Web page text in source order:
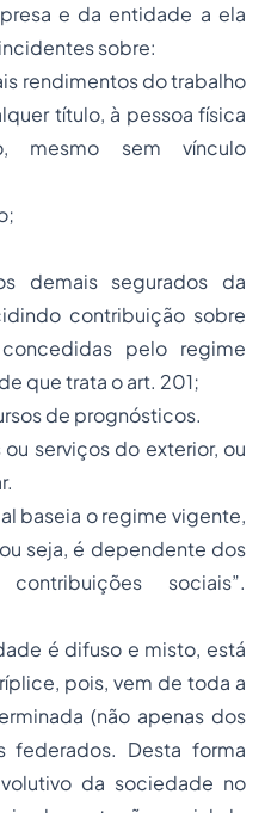
e da entidade a ela
incidentes sobre:
rendimentos do trabalho
título, à pessoa física
mesmo sem vínculo
demais segurados da
contribuição sobre
pelo regime
que trata o art. 201;
de prognósticos.
serviços do exterior, ou
baseia o regime vigente,
ou seja, é dependente dos
sociais”.
é difuso e misto, está
pois, vem de toda a
(não apenas dos
federados. Desta forma
da sociedade no